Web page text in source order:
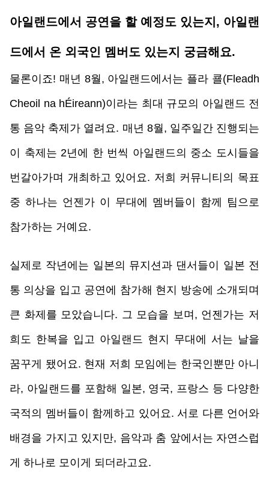
아일랜드에서 공연을 할 예정도 있는지, 아일랜
드에서 온 외국인 멤버도 있는지 궁금해요.
물론이죠! 매년 8월, 아일랜드에서는 플라 쿌(Fleadh
Cheoil na hÉireann)이라는 최대 규모의 아일랜드 전
통 음악 축제가 열려요. 매년 8월, 일주일간 진행되는
이 축제는 2년에 한 번씩 아일랜드의 중소 도시들을
번갈아가며 개최하고 있어요. 저희 커뮤니티의 목표
중 하나는 언젠가 이 무대에 멤버들이 함께 팀으로
참가하는 거예요.
실제로 작년에는 일본의 뮤지션과 댄서들이 일본 전
통 의상을 입고 공연에 참가해 현지 방송에 소개되며
큰 화제를 모았습니다. 그 모습을 보며, 언젠가는 저
희도 한복을 입고 아일랜드 현지 무대에 서는 날을
꿈꾸게 됐어요. 현재 저희 모임에는 한국인뿐만 아니
라, 아일랜드를 포함해 일본, 영국, 프랑스 등 다양한
국적의 멤버들이 함께하고 있어요. 서로 다른 언어와
배경을 가지고 있지만, 음악과 춤 앞에서는 자연스럽
게 하나로 모이게 되더라고요.